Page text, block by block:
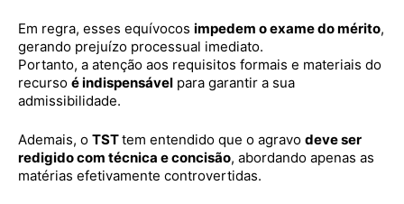
Em regra, esses equívocos impedem o exame do mérito,
gerando prejuízo processual imediato.
Portanto, a atenção aos requisitos formais e materiais do
recurso é indispensável para garantir a sua
admissibilidade.
Ademais, o TSTtem entendido que o agravo deve ser
redigido com técnica e concisão, abordando apenas as
matérias efetivamente controvertidas.